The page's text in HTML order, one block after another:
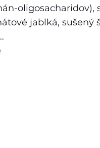
oligosacharidov),
jablká, sušený